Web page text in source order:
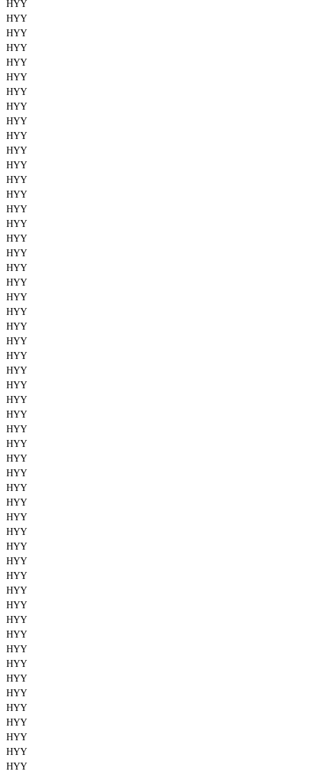
HYY
HYY
HYY
HYY
HYY
HYY
HYY
HYY
HYY
HYY
HYY
HYY
HYY
HYY
HYY
HYY
HYY
HYY
HYY
HYY
HYY
HYY
HYY
HYY
HYY
HYY
HYY
HYY
HYY
HYY
HYY
HYY
HYY
HYY
HYY
HYY
HYY
HYY
HYY
HYY
HYY
HYY
HYY
HYY
HYY
HYY
HYY
HYY
HYY
HYY
HYY
HYY
HYY